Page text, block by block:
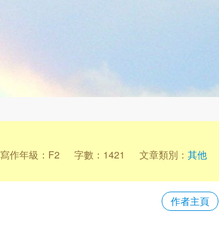
寫作年級：F2 字數：1421 文章類別： 其他
作者主頁